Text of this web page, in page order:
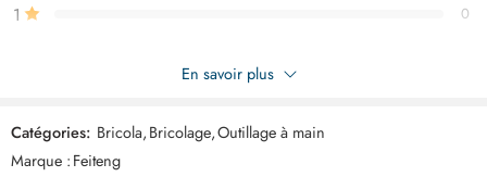
1 0
Soyez le premier à donner votre avis sur “FEITENG Disque
spontex 125mm ART7181”
Commentaires
Il n'y a pas encore de critiques.
En savoir plus
Catégories: Bricola,Bricolage,Outillage à main
Marque :Feiteng